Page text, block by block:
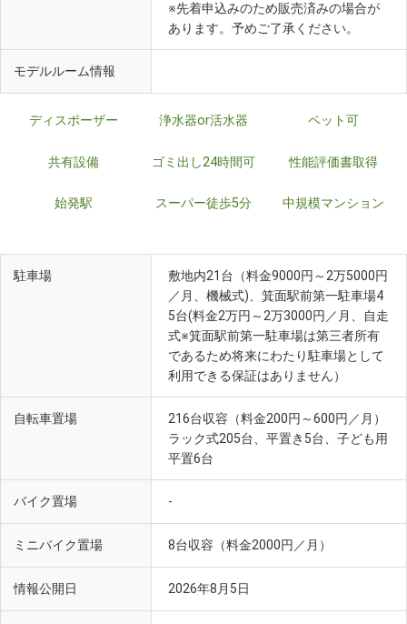
※先着申込みのため販売済みの場合が
あります。予めご了承ください。
モデルルーム情報
ディスポーザー 浄水器or活水器 ペット可
共有設備 ゴミ出し24時間可 性能評価書取得
始発駅 スーパー徒歩5分 中規模マンション
駐車場
敷地内21台（料金9000円～2万5000円
／月、機械式)、箕面駅前第一駐車場4
5台(料金2万円～2万3000円／月、自走
式※箕面駅前第一駐車場は第三者所有
であるため将来にわたり駐車場として
利用できる保証はありません）
自転車置場
216台収容（料金200円～600円／月）
ラック式205台、平置き5台、子ども用
平置6台
バイク置場 -
ミニバイク置場 8台収容（料金2000円／月）
情報公開日 2026年8月5日